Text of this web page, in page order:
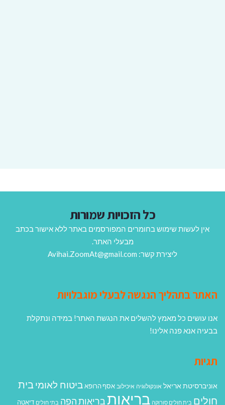
כל הזכויות שמורות
אין לעשות שימוש בחומרים המפורסמים באתר ללא אישור בכתב
מבעלי האתר.
ליצירת קשר: Avihai.ZoomAt@gmail.com
האתר בתהליך הנגשה לבעלי מוגבלויות
אנו עושים כל מאמץ להשלים את הנגשת האתר! במידה ונתקלת
בבעיה אנא פנה אלינו!
תגיות
אוניברסיטת אריאל אונקולוגיה איכילוב אסף הרופא ביטוח לאומיבית
חולים בית חולים סורוקה בריאותבריאות הפה בתי חולים דיאטה